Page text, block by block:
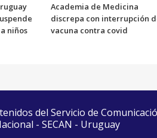
niños
Academia de Medicina
discrepa con interrupción
vacuna contra covid
del Servicio de
- SECAN - Uruguay